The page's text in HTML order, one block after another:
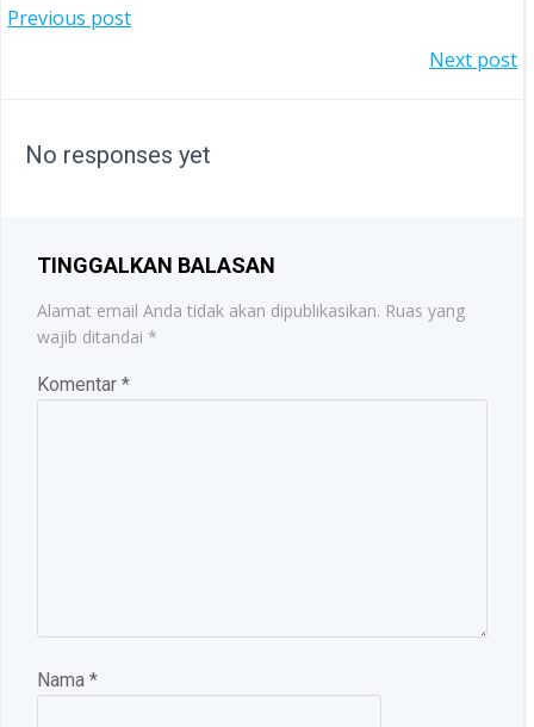
POST
Previous post
Next post
No responses yet
TINGGALKAN BALASAN
Alamat email Anda tidak akan dipublikasikan. Ruas yang
wajib ditandai *
Komentar *
Nama *